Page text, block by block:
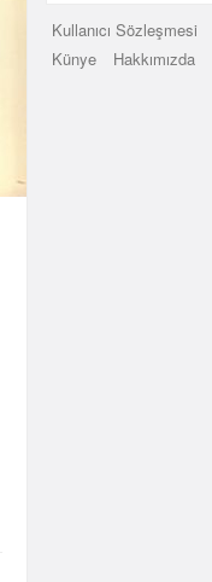
Kullanıcı Sözleşmesi
Künye
Hakkımızda